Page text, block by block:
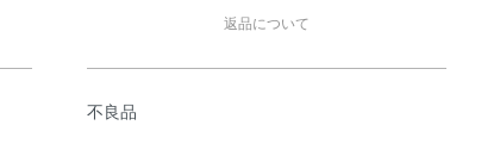
返品について
不良品